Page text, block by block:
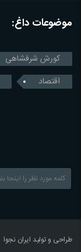
موضوعات داغ:
کورش شرفشاهی
اقتصاد
طراحی و تولید ایران نجوا